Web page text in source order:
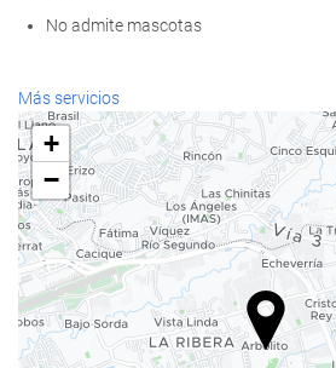
No admite mascotas
Bienestar
Spa
Hammam
Sauna
Gimnasio
Comida y bebida
Restaurante a la carta
Más servicios
+
−